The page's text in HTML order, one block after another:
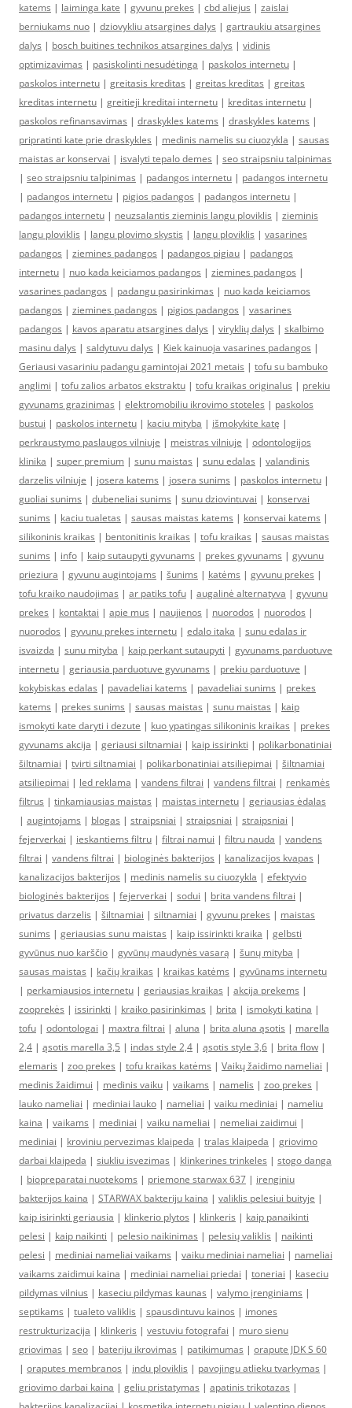
katems | laiminga kate | gyvunu prekes | cbd aliejus | zaislai
berniukams nuo | dziovykliu atsargines dalys | gartraukiu atsargines
dalys | bosch buitines technikos atsargines dalys | vidinis
optimizavimas | pasiskolinti nesudėtinga | paskolos internetu |
paskolos internetu | greitasis kreditas | greitas kreditas | greitas
kreditas internetu | greitieji kreditai internetu | kreditas internetu |
paskolos refinansavimas | draskykles katems | draskykles katems |
pripratinti kate prie draskykles | medinis namelis su ciuozykla | sausas
maistas ar konservai | isvalyti tepalo demes | seo straipsniu talpinimas
| seo straipsniu talpinimas | padangos internetu | padangos internetu
| padangos internetu | pigios padangos | padangos internetu |
padangos internetu | neuzsalantis zieminis langu ploviklis | zieminis
langu ploviklis | langu plovimo skystis | langu ploviklis | vasarines
padangos | ziemines padangos | padangos pigiau | padangos
internetu | nuo kada keiciamos padangos | ziemines padangos |
vasarines padangos | padangu pasirinkimas | nuo kada keiciamos
padangos | ziemines padangos | pigios padangos | vasarines
padangos | kavos aparatu atsargines dalys | viryklių dalys | skalbimo
masinu dalys | saldytuvu dalys | Kiek kainuoja vasarines padangos |
Geriausi vasariniu padangu gamintojai 2021 metais | tofu su bambuko
anglimi | tofu zalios arbatos ekstraktu | tofu kraikas originalus | prekiu
gyvunams grazinimas | elektromobiliu ikrovimo stoteles | paskolos
bustui | paskolos internetu | kaciu mityba | išmokykite katę |
perkraustymo paslaugos vilniuje | meistras vilniuje | odontologijos
klinika | super premium | sunu maistas | sunu edalas | valandinis
darzelis vilniuje | josera katems | josera sunims | paskolos internetu |
guoliai sunims | dubeneliai sunims | sunu dziovintuvai | konservai
sunims | kaciu tualetas | sausas maistas katems | konservai katems |
silikoninis kraikas | bentonitinis kraikas | tofu kraikas | sausas maistas
sunims | info | kaip sutaupyti gyvunams | prekes gyvunams | gyvunu
prieziura | gyvunu augintojams | šunims | katėms | gyvunu prekes |
tofu kraiko naudojimas | ar patiks tofu | augalinė alternatyva | gyvunu
prekes | kontaktai | apie mus | naujienos | nuorodos | nuorodos |
nuorodos | gyvunu prekes internetu | edalo itaka | sunu edalas ir
isvaizda | sunu mityba | kaip perkant sutaupyti | gyvunams parduotuve
internetu | geriausia parduotuve gyvunams | prekiu parduotuve |
kokybiskas edalas | pavadeliai katems | pavadeliai sunims | prekes
katems | prekes sunims | sausas maistas | sunu maistas | kaip
ismokyti kate daryti i dezute | kuo ypatingas silikoninis kraikas | prekes
gyvunams akcija | geriausi siltnamiai | kaip issirinkti | polikarbonatiniai
šiltnamiai | tvirti siltnamiai | polikarbonatiniai atsiliepimai | šiltnamiai
atsiliepimai | led reklama | vandens filtrai | vandens filtrai | renkamės
filtrus | tinkamiausias maistas | maistas internetu | geriausias ėdalas
| augintojams | blogas | straipsniai | straipsniai | straipsniai |
fejerverkai | ieskantiems filtru | filtrai namui | filtru nauda | vandens
filtrai | vandens filtrai | biologinės bakterijos | kanalizacijos kvapas |
kanalizacijos bakterijos | medinis namelis su ciuozykla | efektyvio
biologinės bakterijos | fejerverkai | sodui | brita vandens filtrai |
privatus darzelis | šiltnamiai | siltnamiai | gyvunu prekes | maistas
sunims | geriausias sunu maistas | kaip issirinkti kraika | gelbsti
gyvūnus nuo karščio | gyvūnų maudynės vasarą | šunų mityba |
sausas maistas | kačių kraikas | kraikas katėms | gyvūnams internetu
| perkamiausios internetu | geriausias kraikas | akcija prekems |
zooprekės | issirinkti | kraiko pasirinkimas | brita | ismokyti katina |
tofu | odontologai | maxtra filtrai | aluna | brita aluna ąsotis | marella
2,4 | ąsotis marella 3,5 | indas style 2,4 | ąsotis style 3,6 | brita flow |
elemaris | zoo prekes | tofu kraikas katėms | Vaikų žaidimo nameliai |
medinis žaidimui | medinis vaiku | vaikams | namelis | zoo prekes |
lauko nameliai | mediniai lauko | nameliai | vaiku mediniai | nameliu
kaina | vaikams | mediniai | vaiku nameliai | nemeliai zaidimui |
mediniai | kroviniu pervezimas klaipeda | tralas klaipeda | griovimo
darbai klaipeda | siukliu isvezimas | klinkerines trinkeles | stogo danga
| biopreparatai nuotekoms | priemone starwax 637 | irenginiu
bakterijos kaina | STARWAX bakteriju kaina | valiklis pelesiui buityje |
kaip isirinkti geriausia | klinkerio plytos | klinkeris | kaip panaikinti
pelesi | kaip naikinti | pelesio naikinimas | pelesių valiklis | naikinti
pelesi | mediniai nameliai vaikams | vaiku mediniai nameliai | nameliai
vaikams zaidimui kaina | mediniai nameliai priedai | toneriai | kaseciu
pildymas vilnius | kaseciu pildymas kaunas | valymo įrenginiams |
septikams | tualeto valiklis | spausdintuvu kainos | imones
restrukturizacija | klinkeris | vestuviu fotografai | muro sienu
griovimas | seo | bateriju ikrovimas | patikimumas | orapute JDK S 60
| oraputes membranos | indu ploviklis | pavojingu atlieku tvarkymas |
griovimo darbai kaina | geliu pristatymas | apatinis trikotazas |